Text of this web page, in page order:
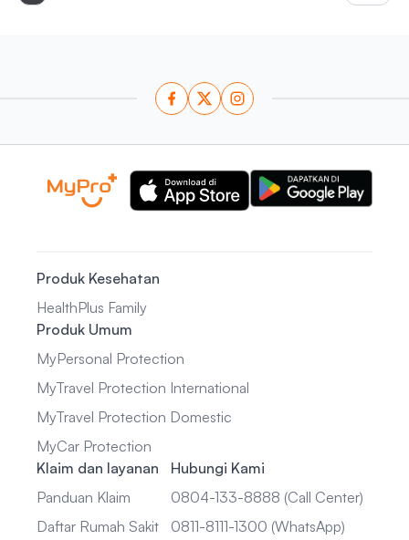
Produk Kesehatan
HealthPlus Family
Produk Umum
MyPersonal Protection
MyTravel Protection International
MyTravel Protection Domestic
MyCar Protection
Klaim dan layanan
Panduan Klaim
Daftar Rumah Sakit
Hubungi Kami
0804-133-8888 (Call Center)
0811-8111-1300 (WhatsApp)